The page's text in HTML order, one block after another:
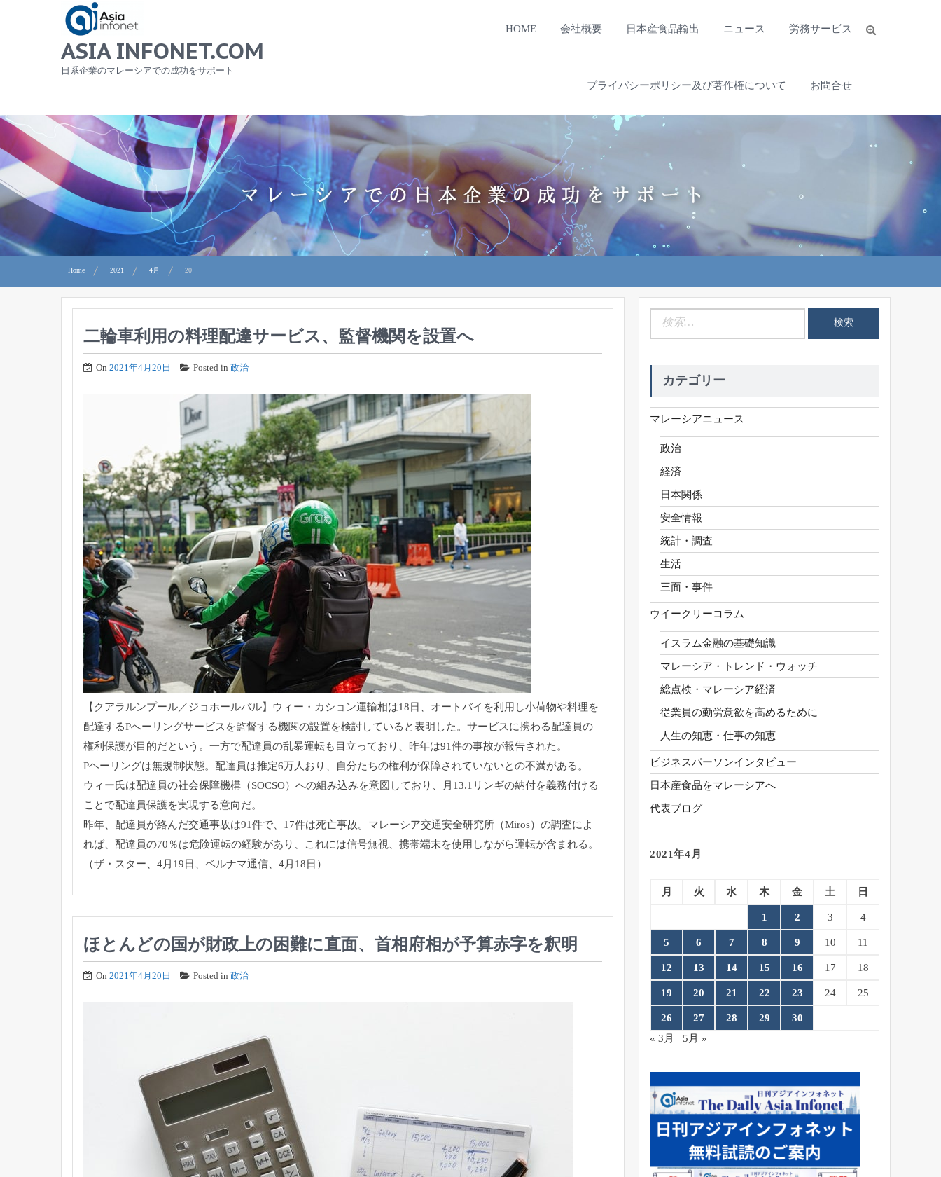
ASIA INFONET.COM
日系企業のマレーシアでの成功をサポート
HOME 会社概要 日本産食品輸出 ニュース 労務サービス
プライバシーポリシー及び著作権について お問合せ
Home 2021 4月 20
二輪車利用の料理配達サービス、監督機関を設置へ
On 2021年4月20日 Posted in 政治
【クアラルンプール／ジョホールバル】ウィー・ カション運輸相は18日、 オートバイを利用し小荷物や料理を
配達するPへーリングサービス を監督する機関の設置を検討していると表明した。 サービスに携わる配達員の
権利保護が目的だという。 一方で配達員の乱暴運転も目立っており、
昨年は91件の事故が報告された。
Pヘーリングは無規制状態。配達員は推定6万人おり、
自分たちの権利が保障されていないとの不満がある。
ウィー氏は配達員の社会保障機構（SOCSO） への組み込みを意図しており、月13.1リンギの納付を義務付ける
ことで配達員保護を実現する意向だ。
昨年、配達員が絡んだ交通事故は91件で、17件は死亡事故。 マレーシア交通安全研究所（Miros）の調査によ
れば、 配達員の70％は危険運転の経験があり、これには信号無視、 携帯端末を使用しながら運転が含まれる。
（ザ・スター、4月19日、ベルナマ通信、4月18日）
ほとんどの国が財政上の困難に直面、首相府相が予算赤字を釈明
On 2021年4月20日 Posted in 政治
カテゴリー
マレーシアニュース
政治
経済
日本関係
安全情報
統計・調査
生活
三面・事件
ウイークリーコラム
イスラム金融の基礎知識
マレーシア・トレンド・ウォッチ
総点検・マレーシア経済
従業員の勤労意欲を高めるために
人生の知恵・仕事の知恵
ビジネスパーソンインタビュー
日本産食品をマレーシアへ
代表ブログ
2021年4月
月 火 水 木 金 土 日
1 2 3 4
5 6 7 8 9 10 11
12 13 14 15 16 17 18
19 20 21 22 23 24 25
26 27 28 29
30
« 3月
5月 »